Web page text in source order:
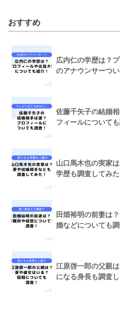
おすすめ
広内仁の学歴は？
のアナウンサーつい
佐藤千矢子の結婚
フィールについて
山口馬木也の実家
学歴も調査してみた
田畑裕明の前妻は
婚などについても
江原啓一郎の父親
になる身長も調査し